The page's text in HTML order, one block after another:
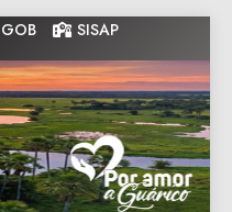
SISAP
Guarico
de Guarico